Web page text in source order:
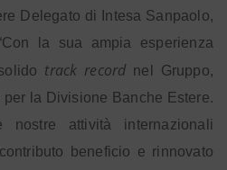
Delegato di Intesa Sanpaolo,
la sua ampia esperienza
track record nel Gruppo,
la Divisione Banche Estere.
attività internazionali
beneficio e rinnovato